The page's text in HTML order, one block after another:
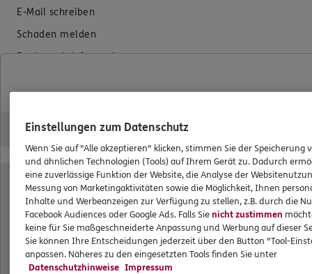
E-Mail schreiben
Schaden melden
Erstkontaktinformationen
Das könnte Sie auch interessieren
Unsere Agentur
Referenzen
Standorte
Kooperationspartner
Altersvorsorge und Investment
Einstellungen zum Datenschutz
Wenn Sie auf "Alle akzeptieren" klicken, stimmen Sie der Speicherung
und ähnlichen Technologien (Tools) auf Ihrem Gerät zu. Dadurch
eine zuverlässige Funktion der Website, die Analyse der
Messung von Marketingaktivitäten sowie die Möglichkeit, Ihnen
Inhalte und Werbeanzeigen zur Verfügung zu stellen, z.B. durch die
Facebook Audiences oder Google Ads. Falls Sienicht zustimmen
keine für Sie maßgeschneiderte Anpassung und Werbung auf dieser
Sie können Ihre Entscheidungen jederzeit über den Button "Tool-
anpassen. Näheres zu den eingesetzten Tools finden Sie unter
Datenschutzhinweise Impressum